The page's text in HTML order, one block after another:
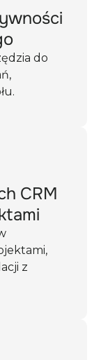
do
CRM
z